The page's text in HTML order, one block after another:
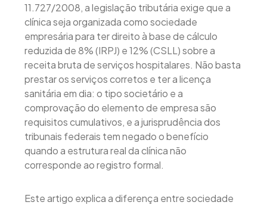
11.727/2008, a legislação tributária exige que a
clínica seja organizada como sociedade
empresária para ter direito à base de cálculo
reduzida de 8% (IRPJ) e 12% (CSLL) sobre a
receita bruta de serviços hospitalares. Não basta
prestar os serviços corretos e ter a licença
sanitária em dia: o tipo societário e a
comprovação do elemento de empresa são
requisitos cumulativos, e a jurisprudência dos
tribunais federais tem negado o benefício
quando a estrutura real da clínica não
corresponde ao registro formal.
Este artigo explica a diferença entre sociedade